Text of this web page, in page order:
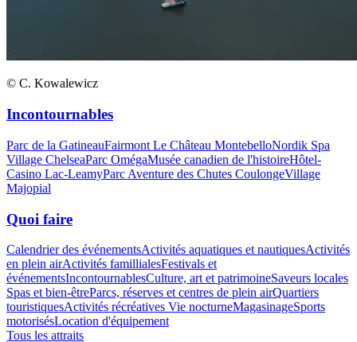
© C. Kowalewicz
Incontournables
Parc de la GatineauFairmont Le Château MontebelloNordik Spa
Village ChelseaParc OmégaMusée canadien de l'histoireHôtel-
Casino Lac-LeamyParc Aventure des Chutes CoulongeVillage
Majopial
Quoi faire
Calendrier des événementsActivités aquatiques et nautiquesActivités
en plein airActivités famillialesFestivals et
événementsIncontournablesCulture, art et patrimoineSaveurs locales
Spas et bien-êtreParcs, réserves et centres de plein airQuartiers
touristiquesActivités récréatives Vie nocturneMagasinageSports
motorisésLocation d'équipement
Tous les attraits